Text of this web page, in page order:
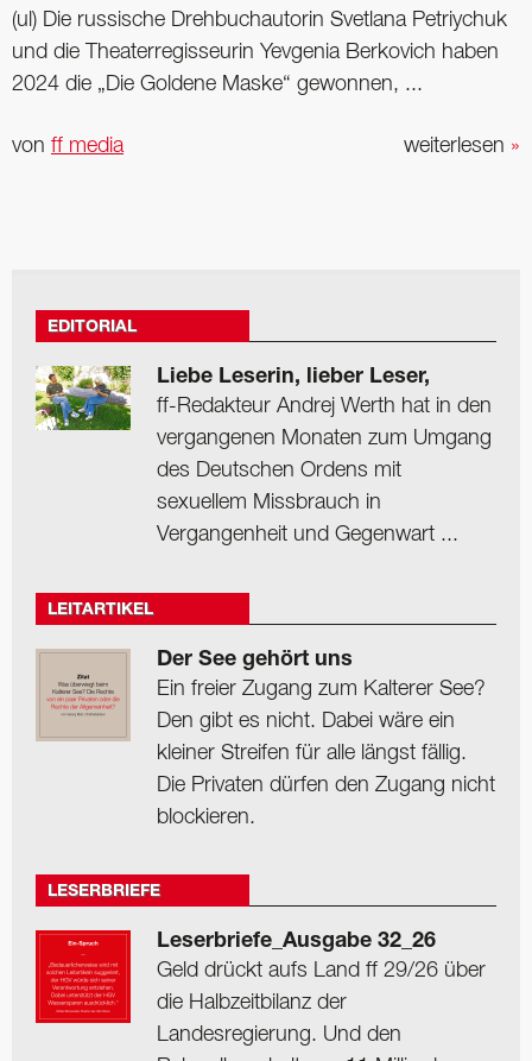
(ul) Die russische Drehbuchautorin Svetlana Petriychuk
und die Theaterregisseurin Yevgenia Berkovich haben
2024 die „Die Goldene Maske“ gewonnen, ...
weiterlesen »
von ff media
EDITORIAL
Liebe Leserin, lieber Leser,
ff-Redakteur Andrej Werth hat in den
vergangenen Monaten zum Umgang
des Deutschen Ordens mit
sexuellem Missbrauch in
Vergangenheit und Gegenwart ...
LEITARTIKEL
Der See gehört uns
Ein freier Zugang zum Kalterer See?
Den gibt es nicht. Dabei wäre ein
kleiner Streifen für alle längst fällig.
Die Privaten dürfen den Zugang nicht
blockieren.
LESERBRIEFE
Leserbriefe_Ausgabe 32_26
Geld drückt aufs Land ff 29/26 über
die Halbzeitbilanz der
Landesregierung. Und den